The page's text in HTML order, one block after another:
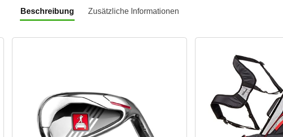
Beschreibung Zusätzliche Informationen